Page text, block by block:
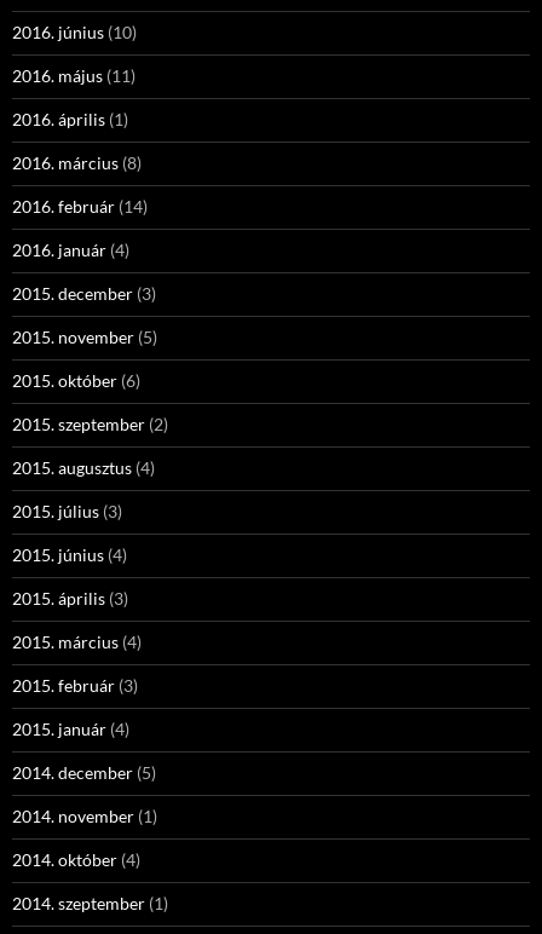
2016. június (10)
2016. május (11)
2016. április (1)
2016. március (8)
2016. február (14)
2016. január (4)
2015. december (3)
2015. november (5)
2015. október (6)
2015. szeptember (2)
2015. augusztus (4)
2015. július (3)
2015. június (4)
2015. április (3)
2015. március (4)
2015. február (3)
2015. január (4)
2014. december (5)
2014. november (1)
2014. október (4)
2014. szeptember (1)